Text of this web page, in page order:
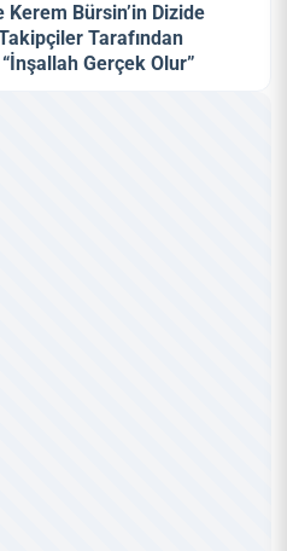
Kerem Bürsin’in Dizide
Tarafından
Gerçek Olur”